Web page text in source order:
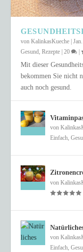
vonKalinkasKueche |
Gesund,Rezepte |20 |
Mit dieser
bekommen Sie nicht
auch noch gesund.
von
Einfach,
von
von
Einfach,